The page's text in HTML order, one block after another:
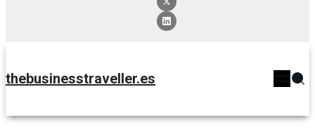
thebusinesstraveller.es